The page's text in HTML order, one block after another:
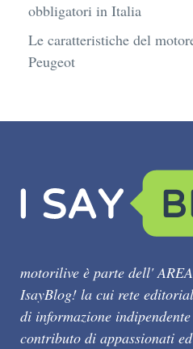
obbligatori in Italia
Le caratteristiche del
Peugeot
motorilive è parte dell' AREA
IsayBlog! la cui rete
di informazione
contributo di appassionati